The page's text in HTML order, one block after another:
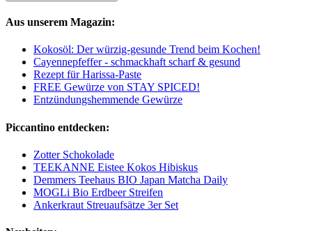
Aus unserem Magazin:
Kokosöl: Der würzig-gesunde Trend beim Kochen!
Cayennepfeffer - schmackhaft scharf & gesund
Rezept für Harissa-Paste
FREE Gewürze von STAY SPICED!
Entzündungshemmende Gewürze
Piccantino entdecken:
Zotter Schokolade
TEEKANNE Eistee Kokos Hibiskus
Demmers Teehaus BIO Japan Matcha Daily
MOGLi Bio Erdbeer Streifen
Ankerkraut Streuaufsätze 3er Set